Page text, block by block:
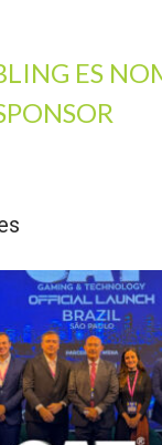
ES